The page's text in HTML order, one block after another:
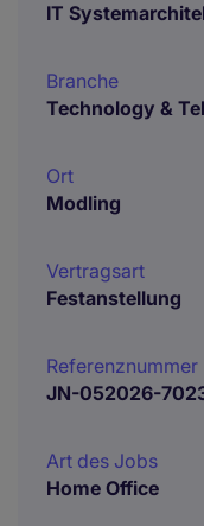
IT
Branche
Technology &
Ort
Modling
Vertragsart
Festanstellung
Referenznummer
JN-052026-
Art des Jobs
Home Office